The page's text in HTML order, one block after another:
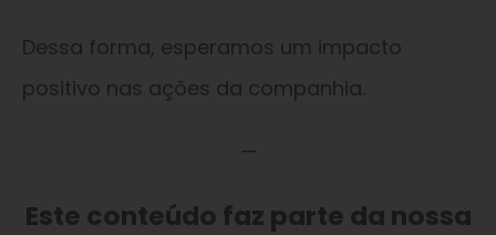
Dessa forma, esperamos um impacto
positivo nas ações da companhia.
—
Este conteúdo faz parte da nossa